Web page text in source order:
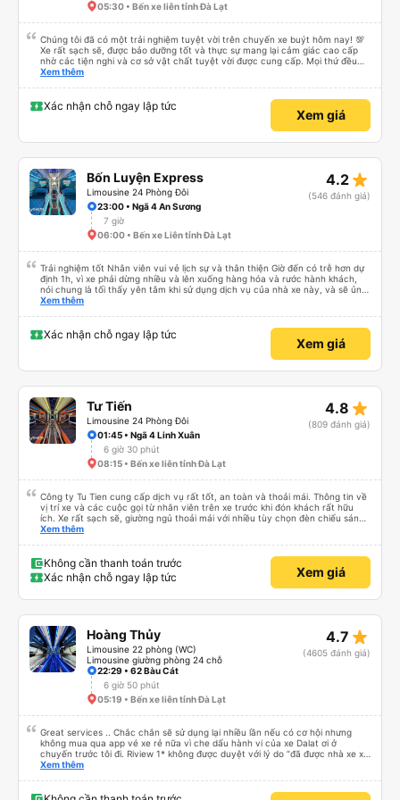
05:30 • Bến xe liên tỉnh Đà Lạt
Chúng tôi đã có một trải nghiệm tuyệt vời trên chuyến xe buýt hôm nay! 💯
Xe rất sạch sẽ, được bảo dưỡng tốt và thực sự mang lại cảm giác cao cấp
nhờ các tiện nghi và cơ sở vật chất tuyệt vời được cung cấp. Mọi thứ đều
thoải mái và ngăn nắp. Nhân viên và tài xế rất tốt bụng, hữu ích và chu đáo,
đối với tôi và gia đình. Chúng tôi rất vui và hài lòng từ đầu đến cuối. Rất đáng
giới thiệu! 💛 Về ứng dụng, nó rất dễ sử dụng, thân thiện với người dùng và
tiện lợi khi đặt chuyến đi của chúng tôi. Mọi thứ đều diễn ra suôn sẻ!
Xem thêm
Xác nhận chỗ ngay lập tức
Xem giá
Bốn Luyện Express
Limousine 24 Phòng Đôi
4.2 star_rate
(546 đánh giá)
23:00 • Ngã 4 An Sương
7 giờ
06:00 • Bến xe Liên tỉnh Đà Lạt
Trải nghiệm tốt Nhân viên vui vẻ lịch sự và thân thiện Giờ đến có trễ hơn dự
định 1h, vì xe phải dừng nhiều và lên xuống hàng hóa và rước hành khách,
nói chung là tối thấy yên tâm khi sử dụng dịch vụ của nhà xe này, và sẽ ủng
hộ và giới thiệu cho người thân sử dụng dịch vụ của nhà xe này
Xem thêm
Xác nhận chỗ ngay lập tức
Xem giá
Tư Tiến
Limousine 24 Phòng Đôi
4.8 star_rate
(809 đánh giá)
01:45 • Ngã 4 Linh Xuân
6 giờ 30 phút
08:15 • Bến xe liên tỉnh Đà Lạt
Công ty Tu Tien cung cấp dịch vụ rất tốt, an toàn và thoải mái. Thông tin về
vị trí xe và các cuộc gọi từ nhân viên trên xe trước khi đón khách rất hữu
ích. Xe rất sạch sẽ, giường ngủ thoải mái với nhiều tùy chọn đèn chiếu sáng
và cổng USB được đặt ở vị trí thuận tiện. Nhân viên rất lịch sự và xe đến
Xem thêm
Không cần thanh toán trước
Xác nhận chỗ ngay lập tức
Xem giá
Hoàng Thủy
Limousine 22 phòng (WC)
Limousine giường phòng 24 chỗ
4.7 star_rate
(4605 đánh giá)
22:29 • 62 Bàu Cát
6 giờ 50 phút
05:19 • Bến xe liên tỉnh Đà Lạt
Great services .. Chắc chắn sẽ sử dụng lại nhiều lần nếu có cơ hội nhưng
không mua qua app vé xe rẻ nữa vì che dấu hành vi của xe Dalat ơi ở
chuyến trước tôi đi. Riview 1* không được duyệt với lý do “đã được nhà xe xử
lý với khách hàng” trong khi tôi là khách hàng và trải nghiệm của tôi lại nói là
Chúng tôi cũng sẽ viết bài trên các nền tảng về trải nghiệm của tôi cả về
Xem thêm